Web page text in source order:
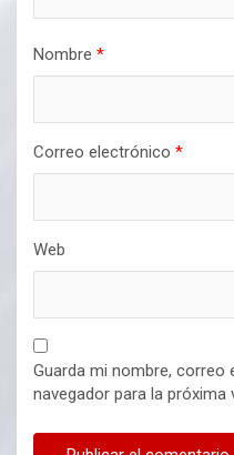
Nombre *
Correo electrónico *
Web
Guarda mi nombre, correo
navegador para la próxima